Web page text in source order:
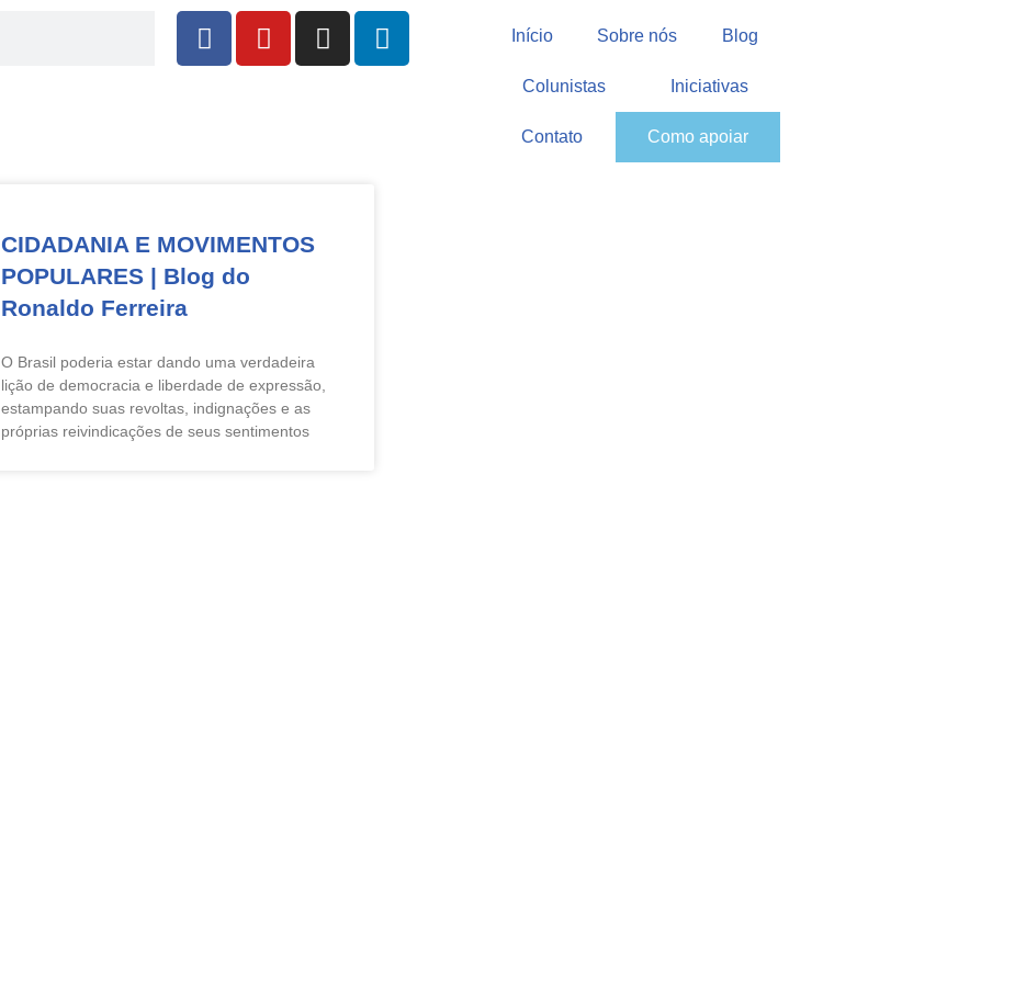
Início Sobre nós Blog
Colunistas Iniciativas
Contato Como apoiar
CIDADANIA E MOVIMENTOS
POPULARES | Blog do
Ronaldo Ferreira
O Brasil poderia estar dando uma verdadeira
lição de democracia e liberdade de expressão,
estampando suas revoltas, indignações e as
próprias reivindicações de seus sentimentos